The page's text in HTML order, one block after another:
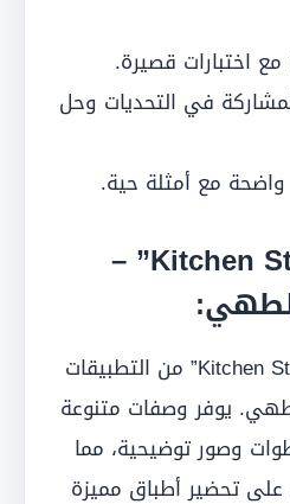
اختبارات قصيرة.
في التحديات وحل
مع أمثلة حية.
تطبيق “Kitchen Stories” –
يعد “Kitchen Stories” من التطبيقات
يوفر وصفات متنوعة
وصور توضيحية، مما
تحضير أطباق مميزة